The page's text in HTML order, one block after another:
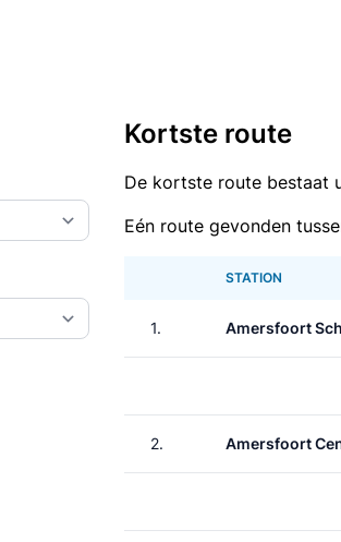
Kortste route
De kortste route bestaat
Eén route gevonden
STATION
1. Amersfoort
2. Amersfoort